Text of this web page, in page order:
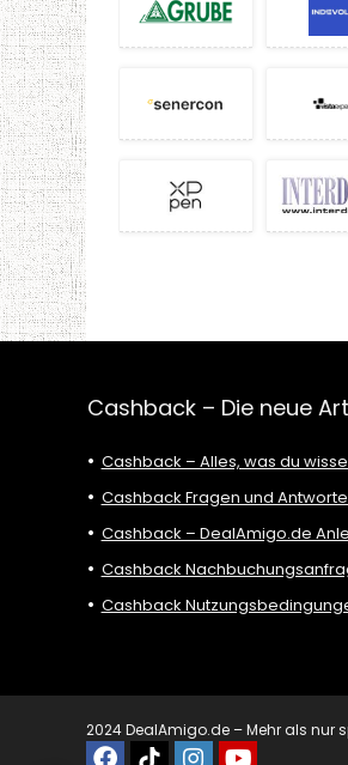
Cashback – Die neue
Cashback – Alles, was du
Cashback Fragen und
Cashback – DealAmigo.de
Cashback
Cashback
2024 DealAmigo.de – Mehr als nur